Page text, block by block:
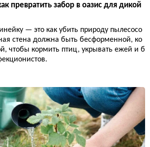
превратить забор в оазис для дикой
— это как убить природу пылесосо
стена должна быть бесформенной, ко
чтобы кормить птиц, укрывать ежей и б